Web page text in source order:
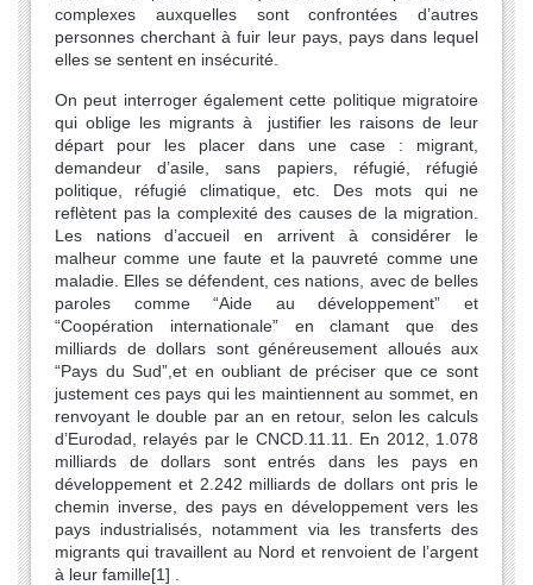
complexes auxquelles sont confrontées d’autres
personnes cherchant à fuir leur pays, pays dans lequel
elles se sentent en insécurité.
On peut interroger également cette politique migratoire
qui oblige les migrants à justifier les raisons de leur
départ pour les placer dans une case : migrant,
demandeur d’asile, sans papiers, réfugié, réfugié
politique, réfugié climatique, etc. Des mots qui ne
reflètent pas la complexité des causes de la migration.
Les nations d’accueil en arrivent à considérer le
malheur comme une faute et la pauvreté comme une
maladie. Elles se défendent, ces nations, avec de belles
paroles comme “Aide au développement” et
“Coopération internationale” en clamant que des
milliards de dollars sont généreusement alloués aux
“Pays du Sud”,et en oubliant de préciser que ce sont
justement ces pays qui les maintiennent au sommet, en
renvoyant le double par an en retour, selon les calculs
d’Eurodad, relayés par le CNCD.11.11. En 2012, 1.078
milliards de dollars sont entrés dans les pays en
développement et 2.242 milliards de dollars ont pris le
chemin inverse, des pays en développement vers les
pays industrialisés, notamment via les transferts des
migrants qui travaillent au Nord et renvoient de l’argent
à leur famille[1] .